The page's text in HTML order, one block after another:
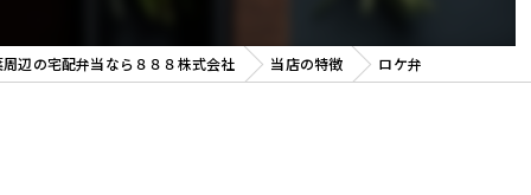
辺の宅配弁当なら８８８株式会社 当店の特徴 ロケ弁